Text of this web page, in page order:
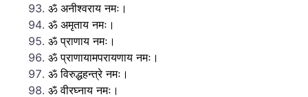
ॐ अनीश्वराय नमः।
ॐ अमृताय नमः।
ॐ प्राणाय नमः।
ॐ प्राणायामपरायणाय नमः।
ॐ विरुद्धहन्त्रे नमः।
ॐ वीरघ्नाय नमः।